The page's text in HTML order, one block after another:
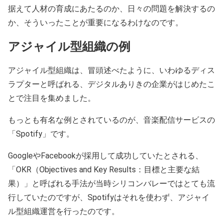
据えて人材の育成にあたるのか、日々の問題を解決するの
か、そういったことが重要になるわけなのです。
アジャイル型組織の例
アジャイル型組織は、冒頭述べたように、いわゆるディス
ラプターと呼ばれる、デジタルありきの企業がはじめたこ
とで注目を集めました。
もっとも有名な例とされているのが、音楽配信サービスの
「Spotify」です。
GoogleやFacebookが採用して成功していたとされる、
「OKR（Objectives and Key Results：目標と主要な結
果）」と呼ばれる手法が当時シリコンバレーではとても流
行していたのですが、Spotifyはそれを使わず、アジャイ
ル型組織運営を行ったのです。